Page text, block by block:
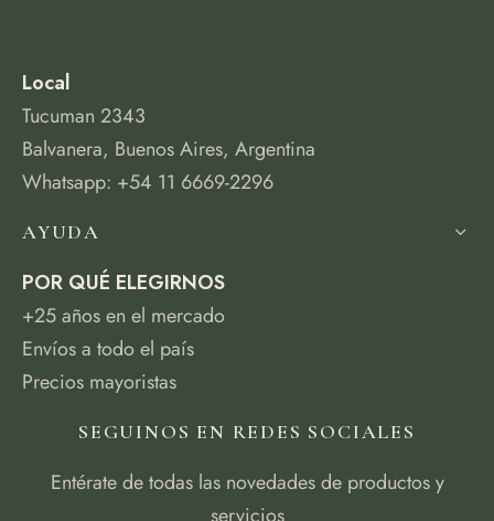
Local
Tucuman 2343
Balvanera, Buenos Aires, Argentina
Whatsapp: +54 11 6669-2296
AYUDA
POR QUÉ ELEGIRNOS
+25 años en el mercado
Envíos a todo el país
Precios mayoristas
SEGUINOS EN REDES SOCIALES
Entérate de todas las novedades de productos y